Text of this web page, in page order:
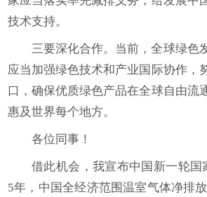
技术支持。
三要深化合作。当前，全球绿色
应当加强绿色技术和产业国际协作，
口，确保优质绿色产品在全球自由流
惠及世界每个地方。
各位同事！
借此机会，我宣布中国新一轮国
5年，中国全经济范围温室气体净排